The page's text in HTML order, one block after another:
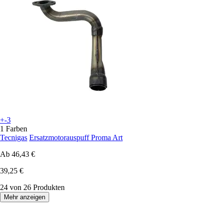
+-3
1 Farben
Tecnigas Ersatzmotorauspuff Proma Art
Ab 46,43 €
39,25 €
24 von 26 Produkten
Mehr anzeigen